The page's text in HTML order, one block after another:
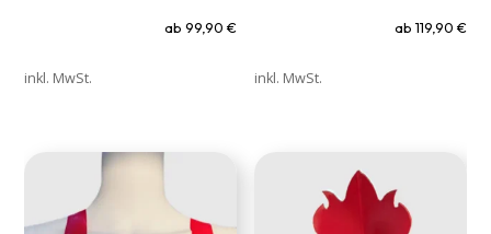
ab 99,90 €
inkl. MwSt.
ab 119,90 €
inkl. MwSt.